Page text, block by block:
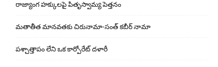
రాజ్యాంగ హక్కులపై పితృస్వామ్య పెత్తనం
మతాతీత మానవతకు చిరునామా-సంత్ కబీర్ నామా
పశ్చాత్తాపం లేని ఒక కార్పోరేట్ దళారీ